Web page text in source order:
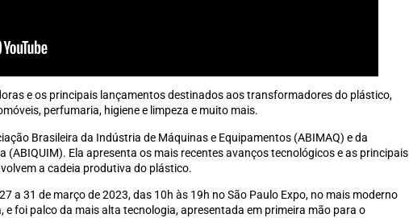
e os principais lançamentos destinados aos transformadores do plástico,
perfumaria, higiene e limpeza e muito mais.
Brasileira da Indústria de Máquinas e Equipamentos (ABIMAQ) e da
(ABIQUIM). Ela apresenta os mais recentes avanços tecnológicos e as principais
a cadeia produtiva do plástico.
a 31 de março de 2023, das 10h às 19h no São Paulo Expo, no mais moderno
e foi palco da mais alta tecnologia, apresentada em primeira mão para o